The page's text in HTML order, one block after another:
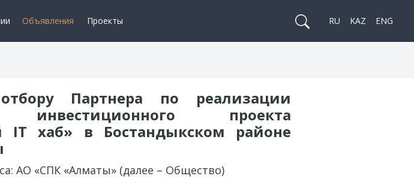
Объявления Проекты RU KAZ ENG
Партнера по реализации
инвестиционного проекта
IT хаб» в Бостандыкском районе
АО «СПК «Алматы» (далее – Общество)